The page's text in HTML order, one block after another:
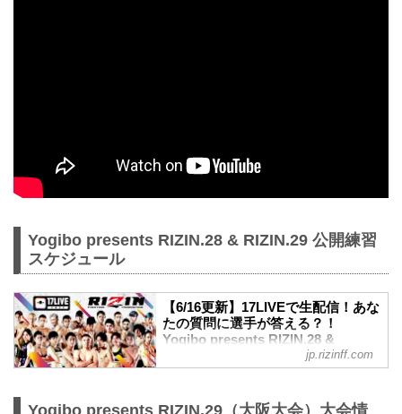
Yogibo presents RIZIN.28 & RIZIN.29 公開練習
スケジュール
【6/16更新】17LIVEで生配信！あな
たの質問に選手が答える？！
Yogibo presents RIZIN.28 &
RIZIN.29 公開練習 - RIZIN
FIGHTING FEDERATION オフィシ
jp.rizinff.com
Yogibo presents RIZIN.29（大阪大会）大会情